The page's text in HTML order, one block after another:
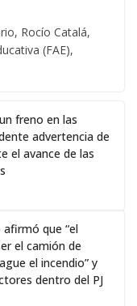
Rocío Catalá,
(FAE),
freno en las
advertencia de
el avance de las
que “el
el camión de
el incendio” y
dentro del PJ